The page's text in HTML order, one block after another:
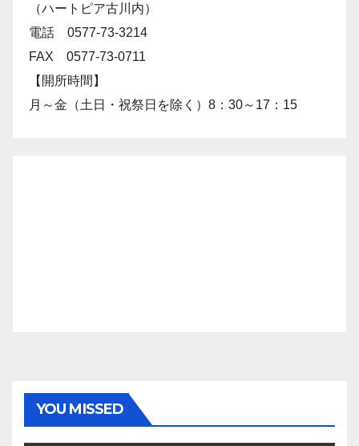
（ハートピア古川内）
電話 0577-73-3214
FAX 0577-73-0711
【開所時間】
月～金（土日・祝祭日を除く）8：30～17：15
YOU MISSED